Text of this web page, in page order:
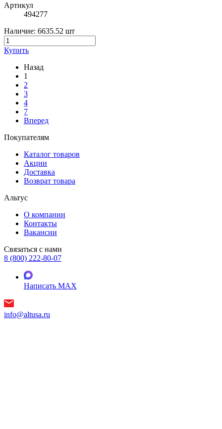
Артикул
494277
Наличие: 6635.52 шт
Купить
Назад
1
2
3
4
7
Вперед
Покупателям
Каталог товаров
Акции
Доставка
Возврат товара
Альтус
О компании
Контакты
Вакансии
Связаться с нами
8 (800) 222-80-07
Написать MAX
info@altusa.ru